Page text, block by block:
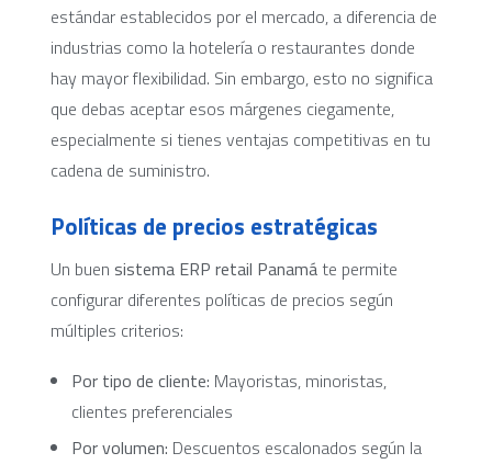
estándar establecidos por el mercado, a diferencia de
industrias como la hotelería o restaurantes donde
hay mayor flexibilidad. Sin embargo, esto no significa
que debas aceptar esos márgenes ciegamente,
especialmente si tienes ventajas competitivas en tu
cadena de suministro.
Políticas de precios estratégicas
Un buen sistema ERP retail Panamá te permite
configurar diferentes políticas de precios según
múltiples criterios:
Por tipo de cliente: Mayoristas, minoristas,
clientes preferenciales
Por volumen: Descuentos escalonados según la